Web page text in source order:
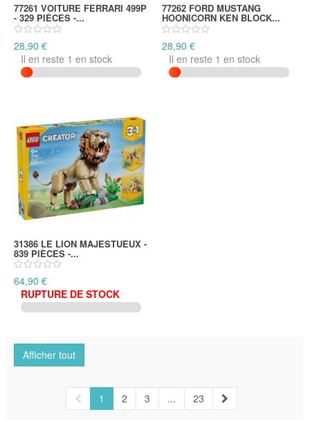
77261 VOITURE FERRARI 499P
- 329 PIÈCES -...
28,90 €
Il en reste 1 en stock
77262 FORD MUSTANG
HOONICORN KEN BLOCK...
28,90 €
Il en reste 1 en stock
31386 LE LION MAJESTUEUX -
839 PIÈCES -...
64,90 €
RUPTURE DE STOCK
Afficher tout
1 2 3 ... 23